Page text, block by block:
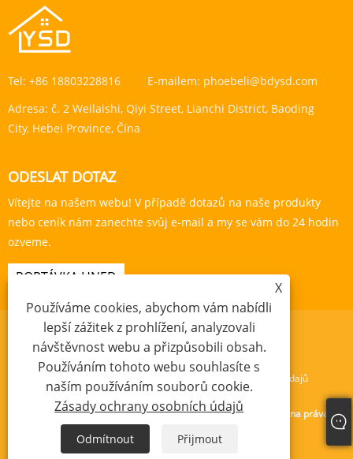
Tel: +86 18803228816 E-mailem: phoebeli@bdysd.com
Adresa: č. 2 Weilaishi, Qiyi Street, Lianchi District, Baoding
City, Hebei Province, Čína
ODESLAT DOTAZ
Vítejte na našem webu! V případě dotazů na naše produkty
nebo ceník nám zanechte svůj e-mail a my se vám do 24 hodin
ozveme.
POPTÁVKA HNED
Links Sitemap RSS Zásady ochrany osobních údajů
Copyright © 2024 Baoding Yishengda Trading Co., Ltd. Všechna práva
vyhrazena.
X
Používáme cookies, abychom vám nabídli
lepší zážitek z prohlížení, analyzovali
návštěvnost webu a přizpůsobili obsah.
Používáním tohoto webu souhlasíte s
naším používáním souborů cookie.
Zásady ochrany osobních údajů
Odmítnout Přijmout